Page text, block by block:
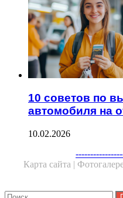
10 советов по
автомобиля на
10.02.2026
Карта сайта |
Close
Найти: